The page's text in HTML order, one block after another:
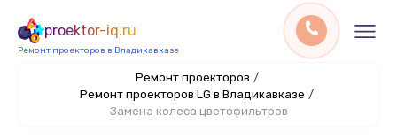
proektor-iq.ru
Ремонт проекторов в Владикавказе
Ремонт проекторов /
Ремонт проекторов LG в Владикавказе /
Замена колеса цветофильтров